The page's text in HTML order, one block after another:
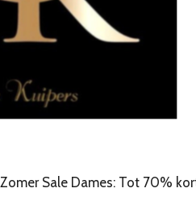
Zomer Sale Dames: Tot 70%